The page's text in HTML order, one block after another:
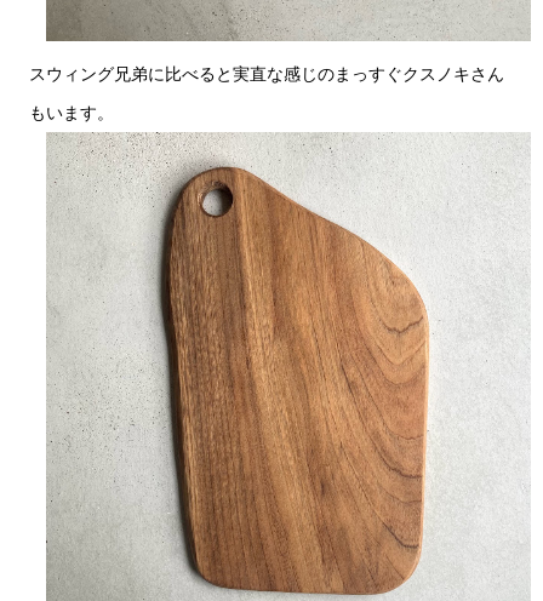
スウィング兄弟に比べると実直な感じのまっすぐクスノキさん
もいます。